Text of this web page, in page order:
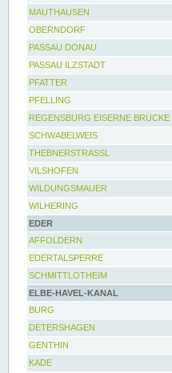
MAUTHAUSEN
OBERNDORF
PASSAU DONAU
PASSAU ILZSTADT
PFATTER
PFELLING
REGENSBURG EISERNE BRÜCKE
SCHWABELWEIS
THEBNERSTRASSL
VILSHOFEN
WILDUNGSMAUER
WILHERING
EDER
AFFOLDERN
EDERTALSPERRE
SCHMITTLOTHEIM
ELBE-HAVEL-KANAL
BURG
DETERSHAGEN
GENTHIN
KADE